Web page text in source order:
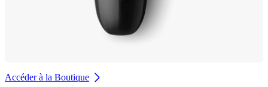
Accéder à la Boutique